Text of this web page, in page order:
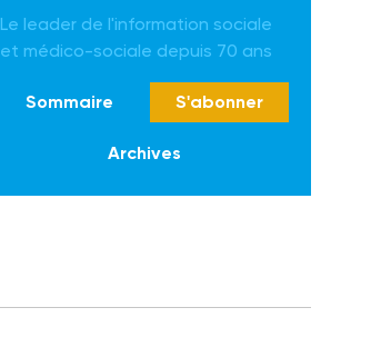
Le leader de l'information sociale
et médico-sociale depuis 70 ans
Sommaire S'abonner
Archives